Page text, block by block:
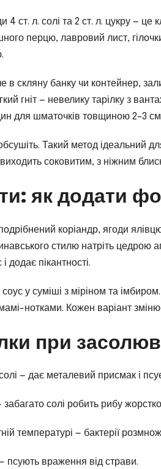
4 ст. л. солі та 2 ст. л. цукру —
перцю, лавровий лист,
в скляну банку чи контейнер,
гніт — невелику тарілку з
для шматочків товщиною 2–3
Такий метод ідеальний
соковитим, з ніжним
як додати
коріандр, ягоди
стилю натріть цедрою
додає пікантності.
у суміші з міріном та
нотками. Кожен варіант
при
— дає металевий присмак і
забагато солі робить рибу
температурі — бактерії
псують враження від страви.